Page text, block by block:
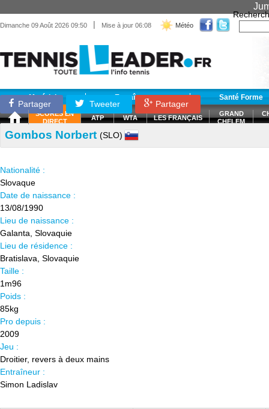
Dimanche 09 Août 2026 09:50 | Mise à jour 06:08 Météo
Matériel Entraînement Santé Forme
SCORES EN
DIRECT
ATP WTA LES FRANÇAIS
GRAND
CHELEM
Partager Tweeter Partager
Gombos Norbert (SLO)
Nationalité :
Slovaque
Date de naissance :
13/08/1990
Lieu de naissance :
Galanta, Slovaquie
Lieu de résidence :
Bratislava, Slovaquie
Taille :
1m96
Poids :
85kg
Pro depuis :
2009
Jeu :
Droitier, revers à deux mains
Entraîneur :
Simon Ladislav